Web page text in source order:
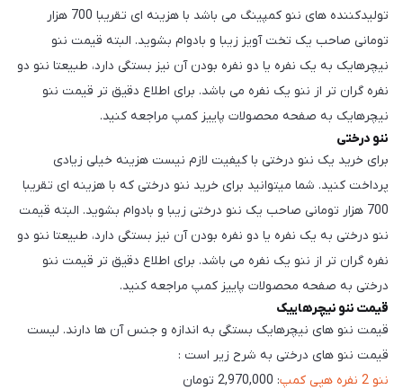
تولیدکننده های ننو کمپینگ می باشد با هزینه ای تقریبا 700 هزار
تومانی صاحب یک تخت آویز زیبا و بادوام بشوید. البته قیمت ننو
نیچرهایک به یک نفره یا دو نفره بودن آن نیز بستگی دارد، طبیعتا ننو دو
نفره گران تر از ننو یک نفره می باشد. برای اطلاع دقیق تر قیمت ننو
نیچرهایک به صفحه محصولات پاییز کمپ مراجعه کنید.
ننو درختی
برای خرید یک ننو درختی با کیفیت لازم نیست هزینه خیلی زیادی
پرداخت کنید. شما میتوانید برای خرید ننو درختی که با هزینه ای تقریبا
700 هزار تومانی صاحب یک ننو درختی زیبا و بادوام بشوید. البته قیمت
ننو درختی به یک نفره یا دو نفره بودن آن نیز بستگی دارد، طبیعتا ننو دو
نفره گران تر از ننو یک نفره می باشد. برای اطلاع دقیق تر قیمت ننو
درختی به صفحه محصولات پاییز کمپ مراجعه کنید.
قیمت ننو نیچرهاییک
قیمت ننو های نیچرهایک بستگی به اندازه و جنس آن ها دارند. لیست
قیمت ننو های درختی به شرح زیر است :
ننو 2 نفره هپی کمپ
: 2,970,000 تومان